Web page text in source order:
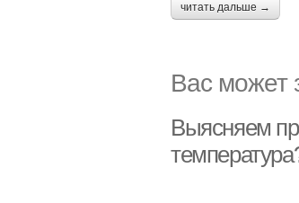
читать дальше →
Вас может
Выясняем